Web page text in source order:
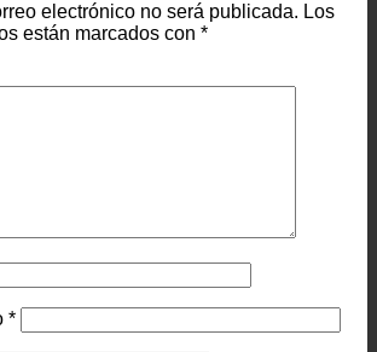
electrónico no será publicada. Los
están marcados con *
*